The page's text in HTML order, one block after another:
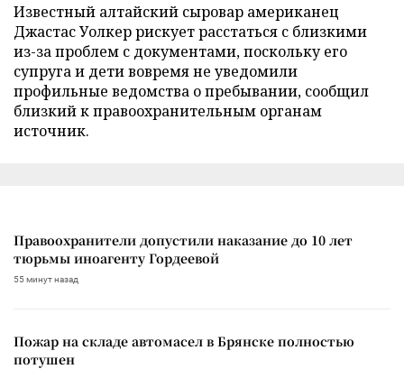
Известный алтайский сыровар американец
Джастас Уолкер рискует расстаться с близкими
из-за проблем с документами, поскольку его
супруга и дети вовремя не уведомили
профильные ведомства о пребывании, сообщил
близкий к правоохранительным органам
источник.
Правоохранители допустили наказание до 10 лет
тюрьмы иноагенту Гордеевой
55 минут назад
Пожар на складе автомасел в Брянске полностью
потушен